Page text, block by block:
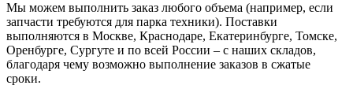
Мы можем выполнить заказ любого объема (например, если
запчасти требуются для парка техники). Поставки
выполняются в Москве, Краснодаре, Екатеринбурге, Томске,
Оренбурге, Сургуте и по всей России – с наших складов,
благодаря чему возможно выполнение заказов в сжатые
сроки.